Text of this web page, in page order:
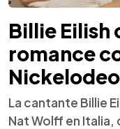
Billie Eilish
romance
La cantante Billie
Nat Wolff en